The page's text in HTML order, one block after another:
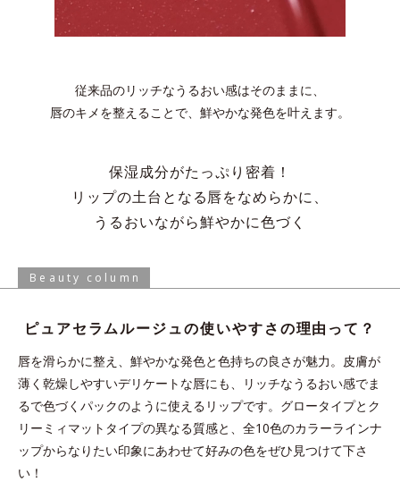
従来品のリッチなうるおい感はそのままに、
唇のキメを整えることで、鮮やかな発色を叶えます。
保湿成分がたっぷり密着！
リップの土台となる唇をなめらかに、
うるおいながら鮮やかに色づく
Beauty column
ピュアセラムルージュの使いやすさの理由って？
唇を滑らかに整え、鮮やかな発色と色持ちの良さが魅力。皮膚が
薄く乾燥しやすいデリケートな唇にも、リッチなうるおい感でま
るで色づくパックのように使えるリップです。グロータイプとク
リーミィマットタイプの異なる質感と、全10色のカラーラインナ
ップからなりたい印象にあわせて好みの色をぜひ見つけて下さ
い！